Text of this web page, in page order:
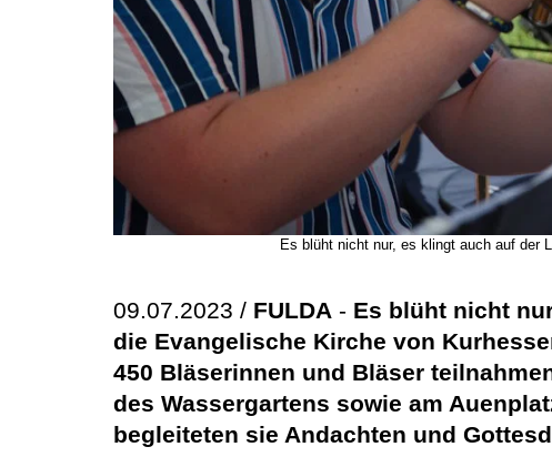
Es blüht nicht nur, es klingt auch auf der
09.07.2023 / FULDA - Es blüht nicht
die Evangelische Kirche von
450 Bläserinnen und Bläser
des Wassergartens sowie am
begleiteten sie Andachten und